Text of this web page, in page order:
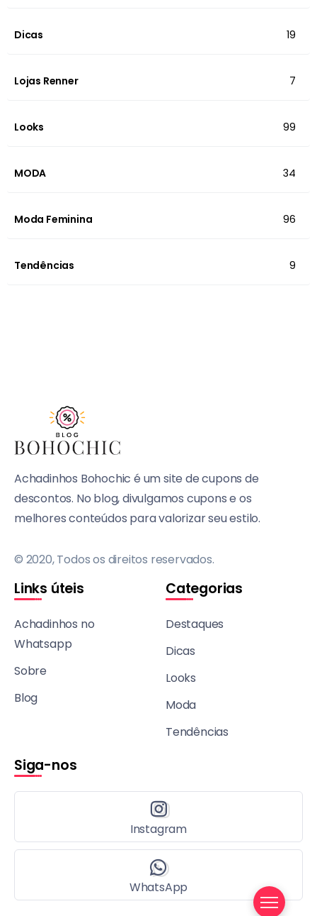
Dicas 19
Lojas Renner 7
Looks 99
MODA 34
Moda Feminina 96
Tendências 9
Achadinhos Bohochic é um site de cupons de
descontos. No blog, divulgamos cupons e os
melhores conteúdos para valorizar seu estilo.
© 2020, Todos os direitos reservados.
Links úteis
Achadinhos no
Whatsapp
Sobre
Blog
Categorias
Destaques
Dicas
Looks
Moda
Tendências
Siga-nos
Instagram
WhatsApp